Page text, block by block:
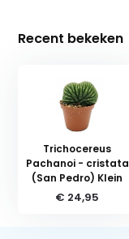
Recent bekeken
Trichocereus
Pachanoi - cristata
(San Pedro) Klein
€ 24,95